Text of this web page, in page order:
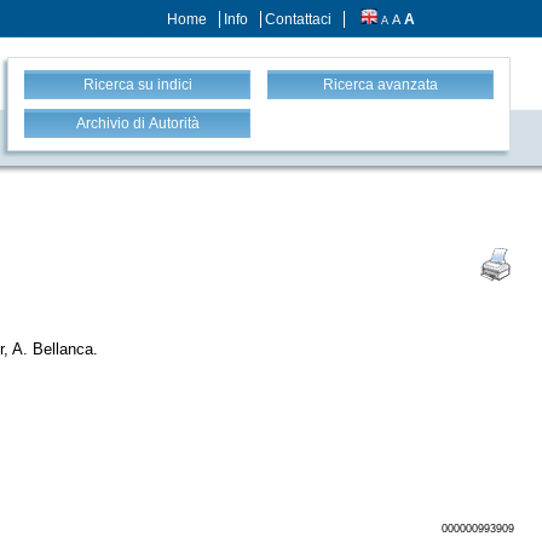
Home Info Contattaci A A A
Ricerca su indici Ricerca avanzata
Archivio di Autorità